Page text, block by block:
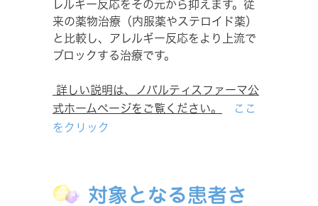
レルギー反応をその元から抑えます。従
来の薬物治療（内服薬やステロイド薬）
と比較し、アレルギー反応をより上流で
ブロックする治療です。
詳しい説明は、ノバルティスファーマ公
式ホームページをご覧ください。
ここ
をクリック
対象となる患者さ